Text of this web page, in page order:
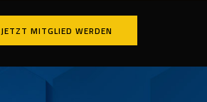
JETZT MITGLIED WERDEN